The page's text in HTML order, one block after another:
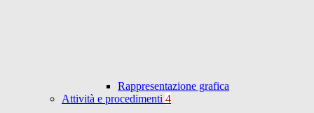
Rappresentazione grafica
Attività e procedimenti 4